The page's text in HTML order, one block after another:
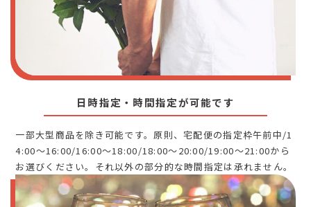
日時指定・時間指定が可能です
一部大型商品を除き可能です。原則、宅配便の指定枠午前中/1
4:00～16:00/16:00～18:00/18:00～20:00/19:00～21:00から
お選びください。それ以外の部分的な時間指定は承れません。